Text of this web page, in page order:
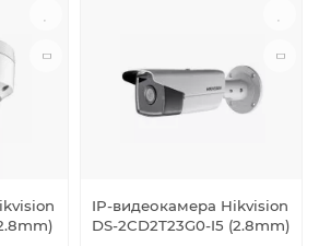
IP-видеокамера Hikvision
DS-2CD2T23G0-I5 (2.8mm)